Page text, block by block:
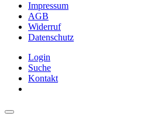
Impressum
AGB
Widerruf
Datenschutz
Login
Suche
Kontakt